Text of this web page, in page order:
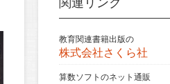
関連リンク
教育関連書籍出版の
株式会社さくら社
算数ソフトのネット通販